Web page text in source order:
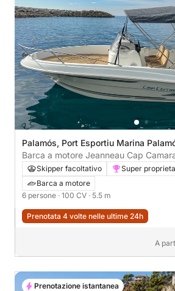
Palamós, Port Esportiu Marina
Barca a motore Jeanneau Cap
CON LICENCIA 100CV
Skipper facoltativo
Super
Barca a motore
6 persone · 100 CV · 5.5 m
Prenotata 4 volte nelle ultime 24h
A
Prenotazione istantanea